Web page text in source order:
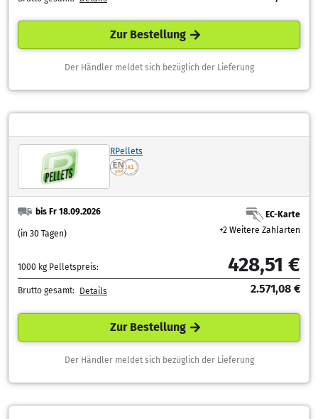
Zur Bestellung
Der Händler meldet sich bezüglich der Lieferung
RPellets
bis Fr 18.09.2026
(in 30 Tagen)
EC-Karte
+2 Weitere Zahlarten
1000 kg Pelletspreis: 428,51 €
Brutto gesamt: Details 2.571,08 €
Zur Bestellung
Der Händler meldet sich bezüglich der Lieferung